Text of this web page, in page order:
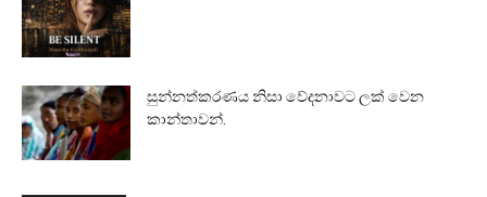
සුන්නත්කරණය නිසා වේදනාවට ලක් වෙන
කාන්තාවන්.